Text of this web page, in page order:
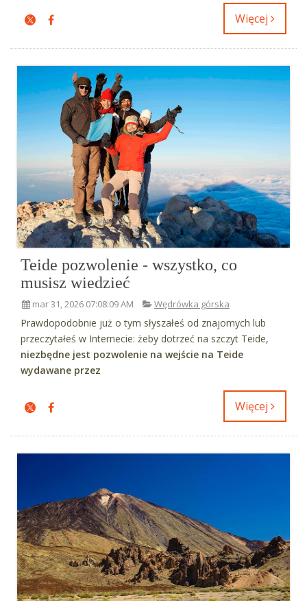
Więcej
Teide pozwolenie - wszystko, co
musisz wiedzieć
mar 31, 2026 07:08:09 AM Wędrówka górska
Prawdopodobnie już o tym słyszałeś od znajomych lub
przeczytałeś w Internecie: żeby dotrzeć na szczyt Teide,
niezbędne jest pozwolenie na wejście na Teide
wydawane przez
Więcej